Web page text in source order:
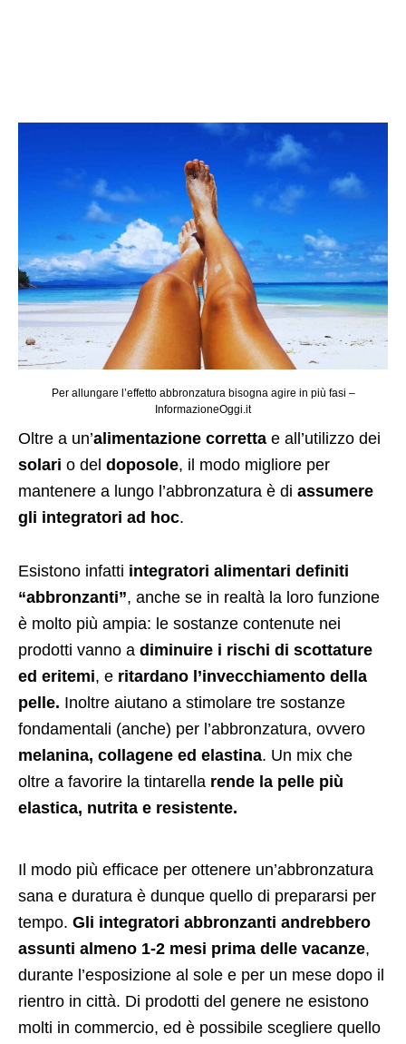
Per allungare l’effetto abbronzatura bisogna agire in più fasi –
InformazioneOggi.it
Oltre a un’alimentazione corretta e all’utilizzo dei
solari o del doposole, il modo migliore per
mantenere a lungo l’abbronzatura è di assumere
gli integratori ad hoc.
Esistono infatti integratori alimentari definiti
“abbronzanti”, anche se in realtà la loro funzione
è molto più ampia: le sostanze contenute nei
prodotti vanno a diminuire i rischi di scottature
ed eritemi, e ritardano l’invecchiamento della
pelle. Inoltre aiutano a stimolare tre sostanze
fondamentali (anche) per l’abbronzatura, ovvero
melanina, collagene ed elastina. Un mix che
oltre a favorire la tintarella rende la pelle più
elastica, nutrita e resistente.
Il modo più efficace per ottenere un’abbronzatura
sana e duratura è dunque quello di prepararsi per
tempo. Gli integratori abbronzanti andrebbero
assunti almeno 1-2 mesi prima delle vacanze,
durante l’esposizione al sole e per un mese dopo il
rientro in città. Di prodotti del genere ne esistono
molti in commercio, ed è possibile scegliere quello